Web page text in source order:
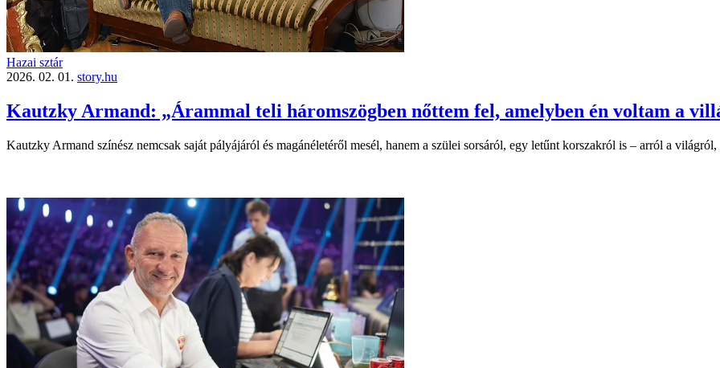
Hazai sztár
2026. 02. 01. story.hu
Kautzky Armand: „Árammal teli háromszögben nőttem fel, amelyben én voltam a
Kautzky Armand színész nemcsak saját pályájáról és magán­életéről mesél, hanem a szülei sorsáról, egy letűnt korszakról is – arról a